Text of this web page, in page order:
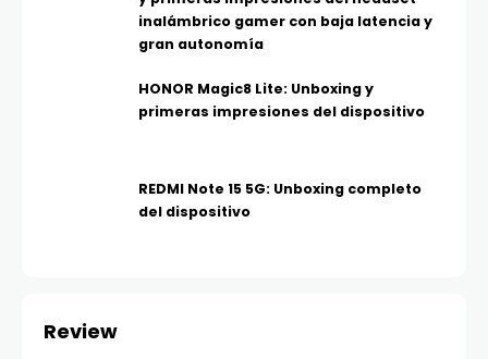
inalámbrico gamer con baja latencia y
gran autonomía
HONOR Magic8 Lite: Unboxing y
primeras impresiones del dispositivo
REDMI Note 15 5G: Unboxing completo
del dispositivo
Review